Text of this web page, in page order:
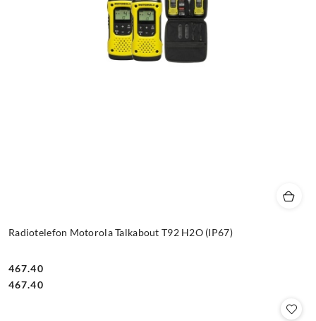
Radiotelefon Motorola Talkabout T92 H2O (IP67)
Cena:
467.40
Cena:
467.40